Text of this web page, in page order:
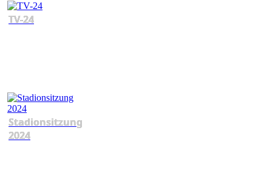
TV-24
Stadionsitzung
2024